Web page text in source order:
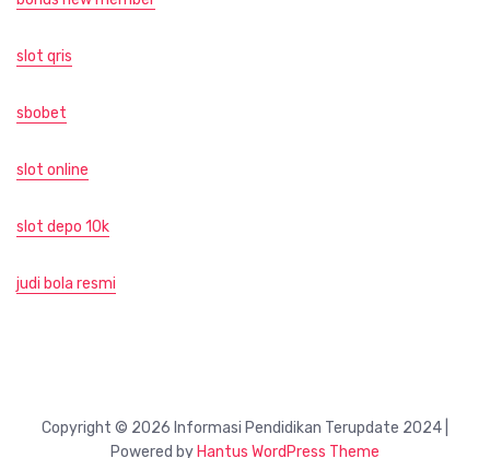
slot qris
sbobet
slot online
slot depo 10k
judi bola resmi
Copyright © 2026 Informasi Pendidikan Terupdate 2024 |
Powered by Hantus WordPress Theme